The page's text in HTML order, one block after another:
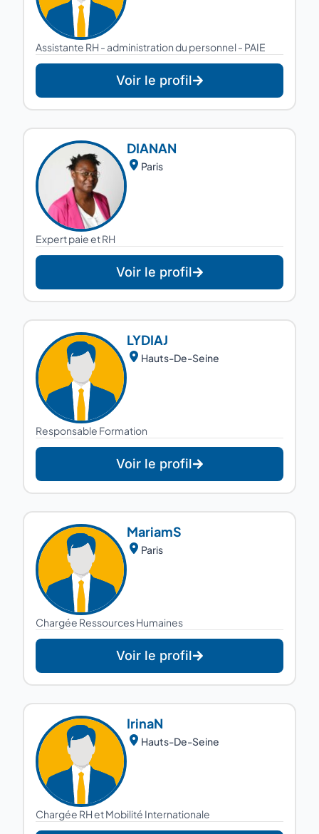
Assistante RH - administration du personnel - PAIE
Voir le profil
DIANAN
Paris
Expert paie et RH
Voir le profil
LYDIAJ
Hauts-De-Seine
Responsable Formation
Voir le profil
MariamS
Paris
Chargée Ressources Humaines
Voir le profil
IrinaN
Hauts-De-Seine
Chargée RH et Mobilité Internationale